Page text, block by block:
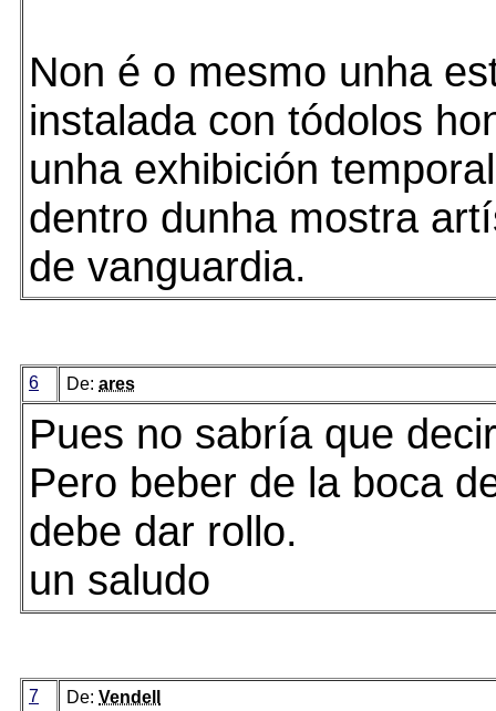
Non é o mesmo unha
instalada con tódolos
unha exhibición
dentro dunha mostra
de vanguardia.
6 De: ares
Pues no sabría que
Pero beber de la boca
debe dar rollo.
un saludo
7 De: Vendell